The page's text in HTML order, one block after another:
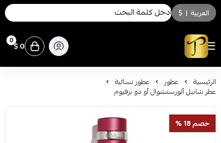
العربية |
$
توسكاني للعطور
0 0 $
الرئيسية عطور عطور نسائية
عطر شانيل ألورسنشوال أو دو برفيوم
خصم 18 %